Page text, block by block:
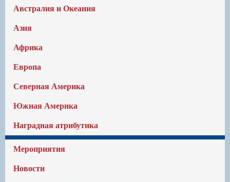
Австралия и Океания
Азия
Африка
Европа
Северная Америка
Южная Америка
Наградная атрибутика
Мероприятия
Новости